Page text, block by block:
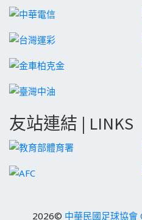
友站連結 | LINKS
2026© 中華民國足球協